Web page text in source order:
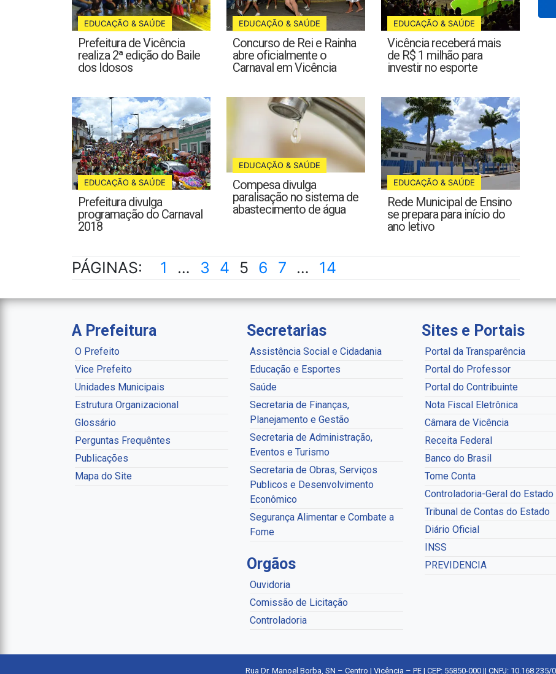
EDUCAÇÃO & SAÚDE
Prefeitura de Vicência
realiza 2ª edição do Baile
dos Idosos
EDUCAÇÃO & SAÚDE
Concurso de Rei e Rainha
abre oficialmente o
Carnaval em Vicência
EDUCAÇÃO & SAÚDE
Vicência receberá mais
de R$ 1 milhão para
investir no esporte
EDUCAÇÃO & SAÚDE
Prefeitura divulga
programação do Carnaval
2018
EDUCAÇÃO & SAÚDE
Compesa divulga
paralisação no sistema de
abastecimento de água
EDUCAÇÃO & SAÚDE
Rede Municipal de Ensino
se prepara para início do
ano letivo
PÁGINAS: 1 … 3 4 5 6 7 … 14
A Prefeitura
O Prefeito
Vice Prefeito
Unidades Municipais
Estrutura Organizacional
Glossário
Perguntas Frequêntes
Publicações
Mapa do Site
Secretarias
Assistência Social e Cidadania
Educação e Esportes
Saúde
Secretaria de Finanças,
Planejamento e Gestão
Secretaria de Administração,
Eventos e Turismo
Secretaria de Obras, Serviços
Publicos e Desenvolvimento
Econômico
Segurança Alimentar e Combate a
Fome
Orgãos
Ouvidoria
Comissão de Licitação
Controladoria
Sites e Portais
Portal da Transparência
Portal do Professor
Portal do Contribuinte
Nota Fiscal Eletrônica
Câmara de Vicência
Receita Federal
Banco do Brasil
Tome Conta
Controladoria-Geral do Estado
Tribunal de Contas do Estado
Diário Oficial
INSS
PREVIDENCIA
Rua Dr. Manoel Borba, SN – Centro | Vicência – PE | CEP: 55850-000 || CNPJ: 10.168.235/